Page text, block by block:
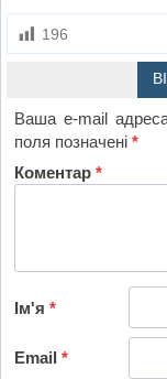
196
Ваша e-mail
поля позначені*
Коментар*
Ім'я*
Email*